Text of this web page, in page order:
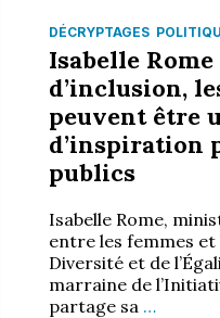
DÉCRYPTAGES
Isabelle
d’inclusion,
peuvent être
d’inspiration
publics
Isabelle Rome,
entre les femmes et
Diversité et de
marraine de
partage sa …